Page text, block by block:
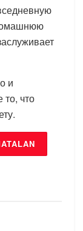
и
то, что